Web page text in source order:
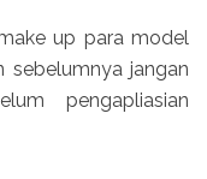
up para model
sebelumnya jangan
pengapliasian